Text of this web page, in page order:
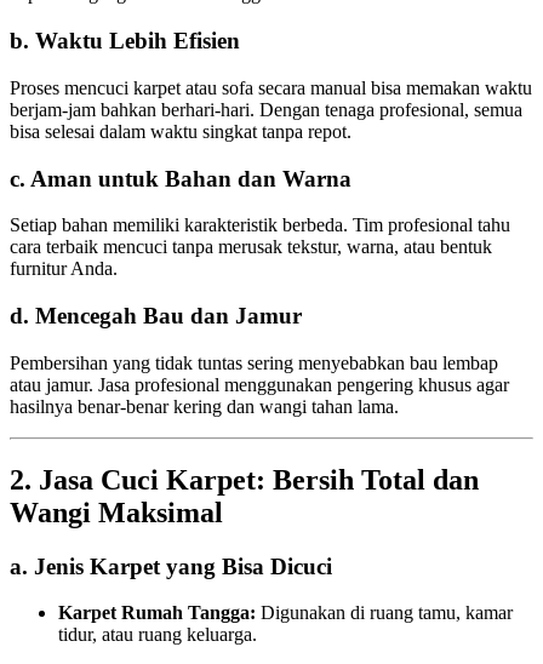
b. Waktu Lebih Efisien
Proses mencuci karpet atau sofa secara manual bisa memakan waktu
berjam-jam bahkan berhari-hari. Dengan tenaga profesional, semua
bisa selesai dalam waktu singkat tanpa repot.
c. Aman untuk Bahan dan Warna
Setiap bahan memiliki karakteristik berbeda. Tim profesional tahu
cara terbaik mencuci tanpa merusak tekstur, warna, atau bentuk
furnitur Anda.
d. Mencegah Bau dan Jamur
Pembersihan yang tidak tuntas sering menyebabkan bau lembap
atau jamur. Jasa profesional menggunakan pengering khusus agar
hasilnya benar-benar kering dan wangi tahan lama.
2. Jasa Cuci Karpet: Bersih Total dan
Wangi Maksimal
a. Jenis Karpet yang Bisa Dicuci
Karpet Rumah Tangga: Digunakan di ruang tamu, kamar
tidur, atau ruang keluarga.